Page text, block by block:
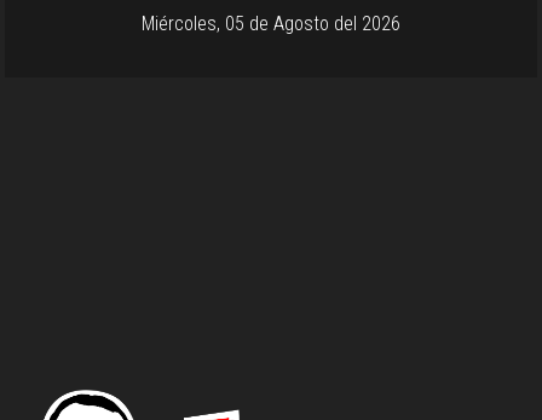
Miércoles, 05 de Agosto del 2026